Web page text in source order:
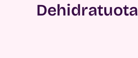
Dehidratuota